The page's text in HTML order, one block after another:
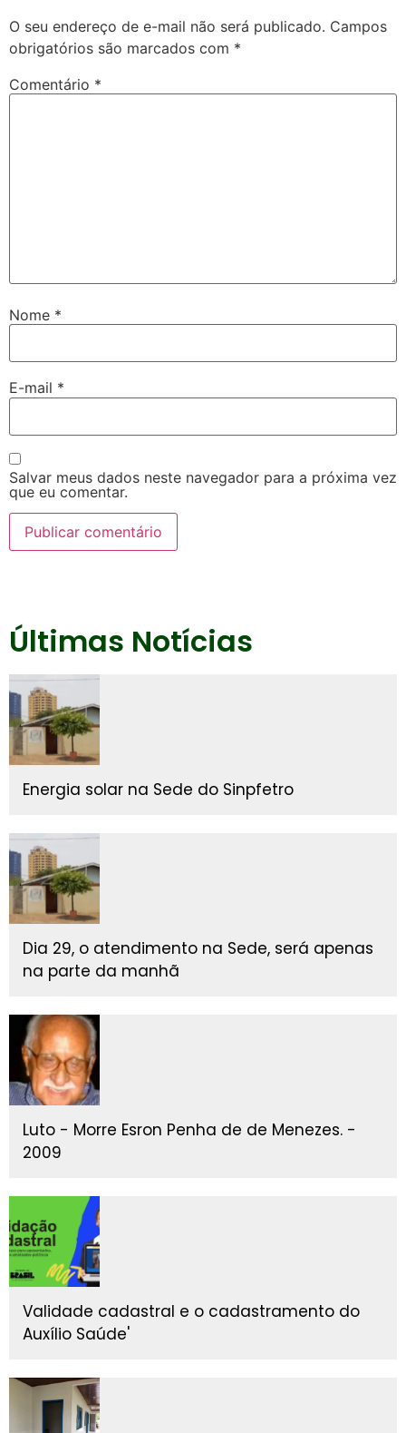
O seu endereço de e-mail não será publicado. Campos
obrigatórios são marcados com *
Comentário *
Nome *
E-mail *
Salvar meus dados neste navegador para a próxima vez
que eu comentar.
Últimas Notícias
Energia solar na Sede do Sinpfetro
Dia 29, o atendimento na Sede, será apenas
na parte da manhã
Luto - Morre Esron Penha de de Menezes. -
2009
Validade cadastral e o cadastramento do
Auxílio Saúde'